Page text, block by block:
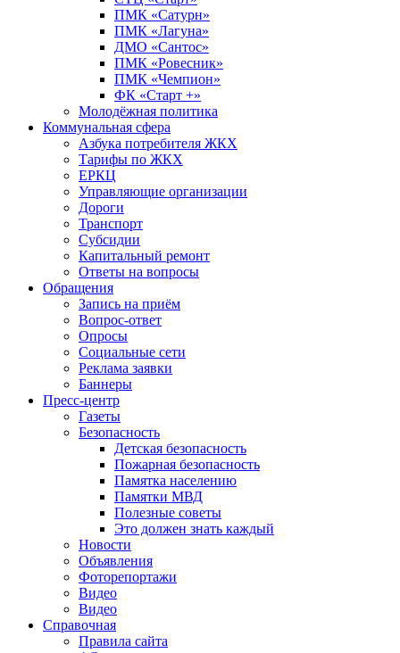
ПМК «Сатурн»
ПМК «Лагуна»
ДМО «Сантос»
ПМК «Ровесник»
ПМК «Чемпион»
ФК «Старт +»
Молодёжная политика
Коммунальная сфера
Азбука потребителя ЖКХ
Тарифы по ЖКХ
ЕРКЦ
Управляющие организации
Дороги
Транспорт
Субсидии
Капитальный ремонт
Ответы на вопросы
Обращения
Запись на приём
Вопрос-ответ
Опросы
Социальные сети
Реклама заявки
Баннеры
Пресс-центр
Газеты
Безопасность
Детская безопасность
Пожарная безопасность
Памятка населению
Памятки МВД
Полезные советы
Это должен знать каждый
Новости
Объявления
Фоторепортажи
Видео
Видео
Справочная
Правила сайта